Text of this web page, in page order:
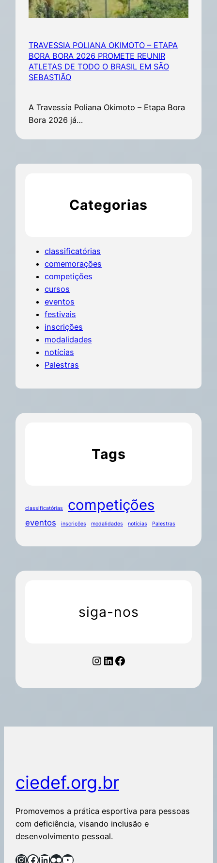
TRAVESSIA POLIANA OKIMOTO – ETAPA
BORA BORA 2026 PROMETE REUNIR
ATLETAS DE TODO O BRASIL EM SÃO
SEBASTIÃO
A Travessia Poliana Okimoto – Etapa Bora
Bora 2026 já…
Categorias
classificatórias
comemorações
competições
cursos
eventos
festivais
inscrições
modalidades
notícias
Palestras
Tags
classificatórias competições
eventos inscrições modalidades notícias Palestras
siga-nos
ciedef.org.br
Promovemos a prática esportiva para pessoas
com deficiência, visando inclusão e
desenvolvimento pessoal.